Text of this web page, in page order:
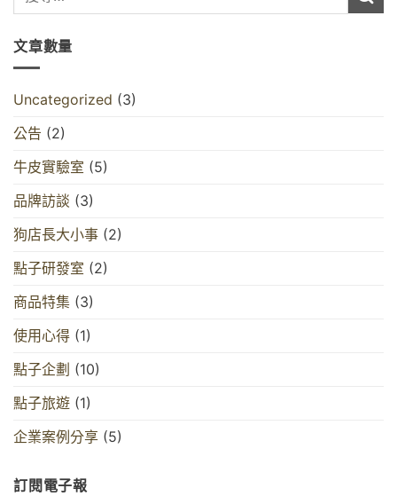
文章數量
Uncategorized (3)
公告 (2)
牛皮實驗室 (5)
品牌訪談 (3)
狗店長大小事 (2)
點子研發室 (2)
商品特集 (3)
使用心得 (1)
點子企劃 (10)
點子旅遊 (1)
企業案例分享 (5)
訂閱電子報